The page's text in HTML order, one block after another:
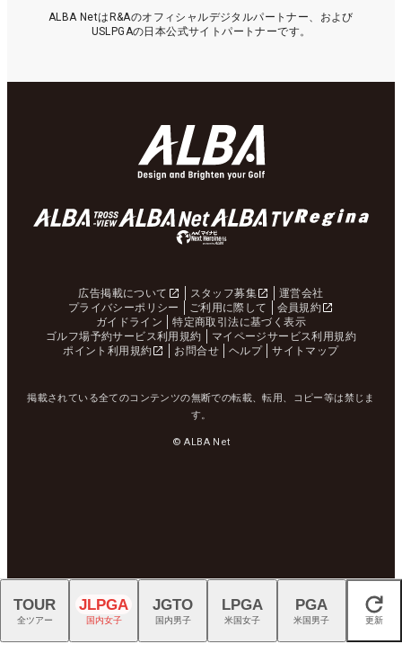
ALBA NetはR&Aのオフィシャルデジタルパートナー、および
USLPGAの日本公式サイトパートナーです。
広告掲載について スタッフ募集
運営会社
プライバシーポリシー
ご利用に際して
会員規約
ガイドライン
特定商取引法に基づく表示
ゴルフ場予約サービス利用規約
マイページサービス利用規約
ポイント利用規約
お問合せ ヘルプ サイトマップ
掲載されている全てのコンテンツの無断での転載、転用、コピー等は禁じま
す。
© ALBA Net
閉じる
TOUR
全ツアー
JLPGA
国内女子
JGTO
国内男子
LPGA
米国女子
PGA
米国男子 更新